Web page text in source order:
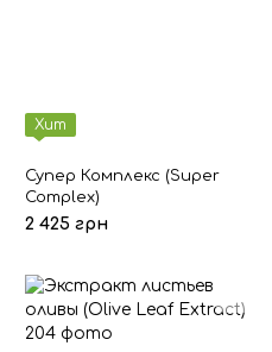
Хит
Супер Комплекс (Super
Complex)
2 425 грн